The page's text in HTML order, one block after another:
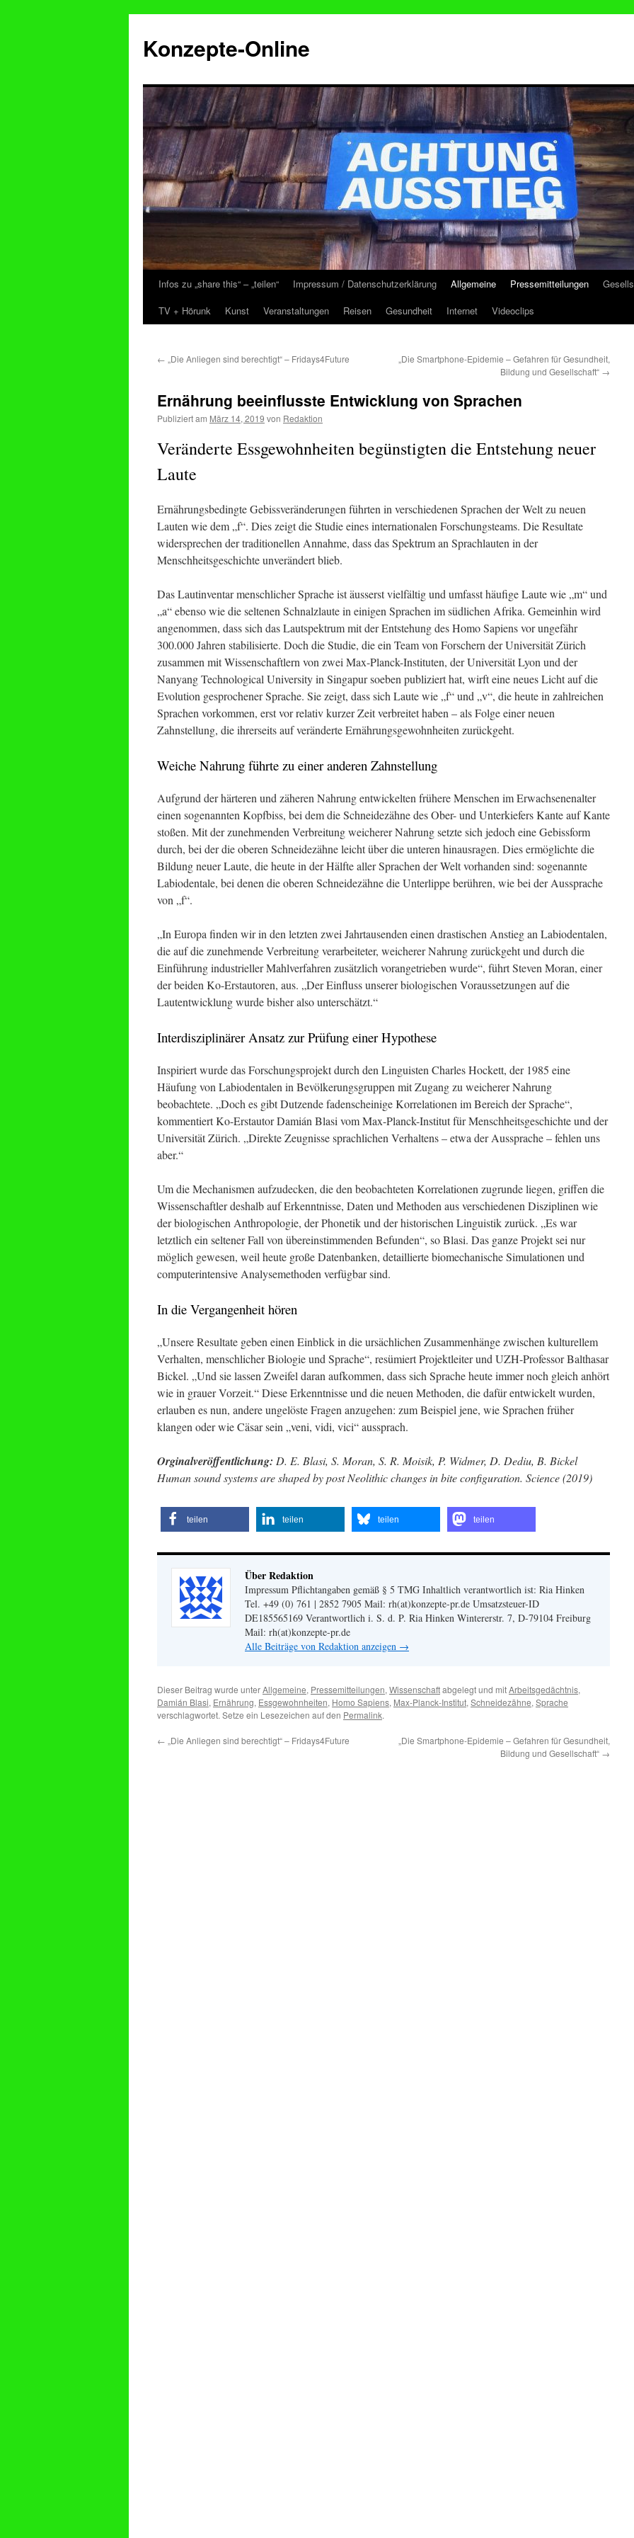
Konzepte-Online
Zum
Inhalt
Infos zu „share this“ – „teilen“ Impressum / Datenschutzerklärung Allgemeine Pressemitteilungen
TV + Hörunk
Kunst Veranstaltungen Reisen Gesundheit Internet Videoclips
← „Die Anliegen sind berechtigt“ – Fridays4Future
„Die Smartphone-Epidemie – Gefahren für Gesundheit,
Bildung und Gesellschaft“ →
Ernährung beeinflusste Entwicklung von Sprachen
Publiziert am März 14, 2019 von Redaktion
Veränderte Essgewohnheiten begünstigten die Entstehung neuer
Laute
Ernährungsbedingte Gebissveränderungen führten in verschiedenen Sprachen der Welt zu neuen
Lauten wie dem „f“. Dies zeigt die Studie eines internationalen Forschungsteams. Die Resultate
widersprechen der traditionellen Annahme, dass das Spektrum an Sprachlauten in der
Menschheitsgeschichte unverändert blieb.
Das Lautinventar menschlicher Sprache ist äusserst vielfältig und umfasst häufige Laute wie „m“ und
„a“ ebenso wie die seltenen Schnalzlaute in einigen Sprachen im südlichen Afrika. Gemeinhin wird
angenommen, dass sich das Lautspektrum mit der Entstehung des Homo Sapiens vor ungefähr
300.000 Jahren stabilisierte. Doch die Studie, die ein Team von Forschern der Universität Zürich
zusammen mit Wissenschaftlern von zwei Max-Planck-Instituten, der Universität Lyon und der
Nanyang Technological University in Singapur soeben publiziert hat, wirft eine neues Licht auf die
Evolution gesprochener Sprache. Sie zeigt, dass sich Laute wie „f“ und „v“, die heute in zahlreichen
Sprachen vorkommen, erst vor relativ kurzer Zeit verbreitet haben – als Folge einer neuen
Zahnstellung, die ihrerseits auf veränderte Ernährungsgewohnheiten zurückgeht.
Weiche Nahrung führte zu einer anderen Zahnstellung
Aufgrund der härteren und zäheren Nahrung entwickelten frühere Menschen im Erwachsenenalter
einen sogenannten Kopfbiss, bei dem die Schneidezähne des Ober- und Unterkiefers Kante auf Kante
stoßen. Mit der zunehmenden Verbreitung weicherer Nahrung setzte sich jedoch eine Gebissform
durch, bei der die oberen Schneidezähne leicht über die unteren hinausragen. Dies ermöglichte die
Bildung neuer Laute, die heute in der Hälfte aller Sprachen der Welt vorhanden sind: sogenannte
Labiodentale, bei denen die oberen Schneidezähne die Unterlippe berühren, wie bei der Aussprache
von „f“.
„In Europa finden wir in den letzten zwei Jahrtausenden einen drastischen Anstieg an Labiodentalen,
die auf die zunehmende Verbreitung verarbeiteter, weicherer Nahrung zurückgeht und durch die
Einführung industrieller Mahlverfahren zusätzlich vorangetrieben wurde“, führt Steven Moran, einer
der beiden Ko-Erstautoren, aus. „Der Einfluss unserer biologischen Voraussetzungen auf die
Lautentwicklung wurde bisher also unterschätzt.“
Interdisziplinärer Ansatz zur Prüfung einer Hypothese
Inspiriert wurde das Forschungsprojekt durch den Linguisten Charles Hockett, der 1985 eine
Häufung von Labiodentalen in Bevölkerungsgruppen mit Zugang zu weicherer Nahrung
beobachtete. „Doch es gibt Dutzende fadenscheinige Korrelationen im Bereich der Sprache“,
kommentiert Ko-Erstautor Damián Blasi vom Max-Planck-Institut für Menschheitsgeschichte und der
Universität Zürich. „Direkte Zeugnisse sprachlichen Verhaltens – etwa der Aussprache – fehlen uns
aber.“
Um die Mechanismen aufzudecken, die den beobachteten Korrelationen zugrunde liegen, griffen die
Wissenschaftler deshalb auf Erkenntnisse, Daten und Methoden aus verschiedenen Disziplinen wie
der biologischen Anthropologie, der Phonetik und der historischen Linguistik zurück. „Es war
letztlich ein seltener Fall von übereinstimmenden Befunden“, so Blasi. Das ganze Projekt sei nur
möglich gewesen, weil heute große Datenbanken, detaillierte biomechanische Simulationen und
computerintensive Analysemethoden verfügbar sind.
In die Vergangenheit hören
„Unsere Resultate geben einen Einblick in die ursächlichen Zusammenhänge zwischen kulturellem
Verhalten, menschlicher Biologie und Sprache“, resümiert Projektleiter und UZH-Professor Balthasar
Bickel. „Und sie lassen Zweifel daran aufkommen, dass sich Sprache heute immer noch gleich anhört
wie in grauer Vorzeit.“ Diese Erkenntnisse und die neuen Methoden, die dafür entwickelt wurden,
erlauben es nun, andere ungelöste Fragen anzugehen: zum Beispiel jene, wie Sprachen früher
klangen oder wie Cäsar sein „veni, vidi, vici“ aussprach.
Orginalveröffentlichung: D. E. Blasi, S. Moran, S. R. Moisik, P. Widmer, D. Dediu, B. Bickel
Human sound systems are shaped by post Neolithic changes in bite configuration. Science (2019)
teilen teilen teilen teilen
Über Redaktion
Impressum Pflichtangaben gemäß § 5 TMG Inhaltlich verantwortlich ist: Ria Hinken
Tel. +49 (0) 761 | 2852 7905 Mail: rh(at)konzepte-pr.de Umsatzsteuer-ID
DE185565169 Verantwortlich i. S. d. P. Ria Hinken Wintererstr. 7, D-79104 Freiburg
Mail: rh(at)konzepte-pr.de
Alle Beiträge von Redaktion anzeigen →
Dieser Beitrag wurde unterAllgemeine, Pressemitteilungen, Wissenschaftabgelegt und mitArbeitsgedächtnis,
Damián Blasi, Ernährung, Essgewohnheiten, Homo Sapiens, Max-Planck-Institut, Schneidezähne, Sprache
verschlagwortet. Setze ein Lesezeichen auf den Permalink.
← „Die Anliegen sind berechtigt“ – Fridays4Future
„Die Smartphone-Epidemie – Gefahren für Gesundheit,
Bildung und Gesellschaft“ →